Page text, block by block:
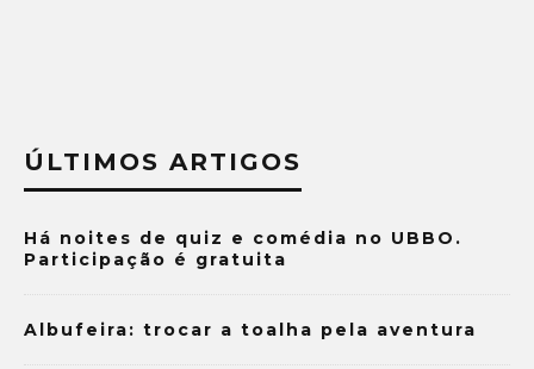
ÚLTIMOS ARTIGOS
Há noites de quiz e comédia no UBBO.
Participação é gratuita
Albufeira: trocar a toalha pela aventura